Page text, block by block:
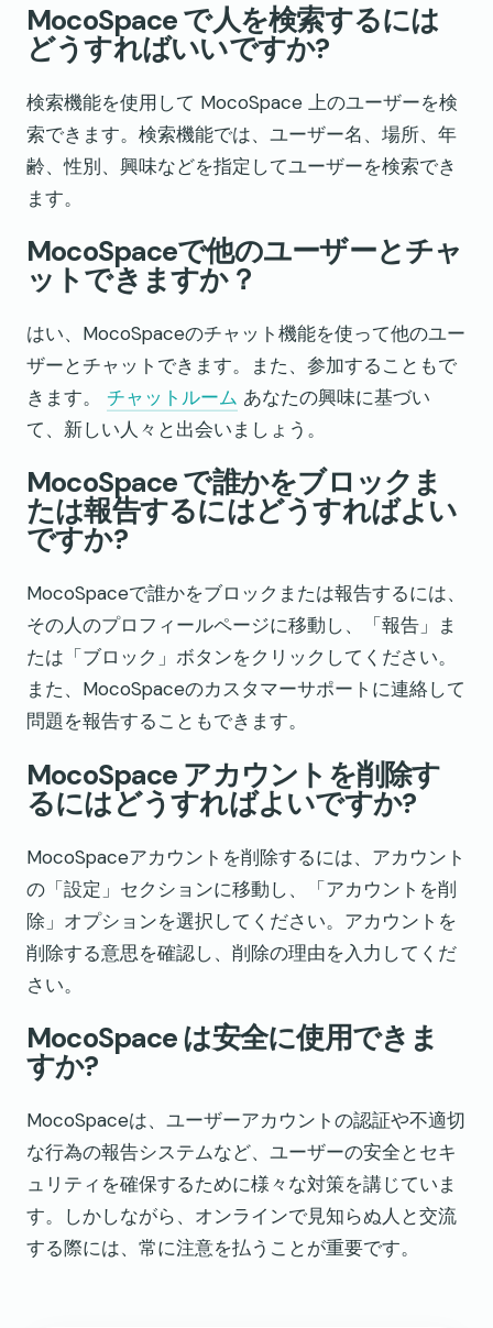
MocoSpace で人を検索するには
どうすればいいですか?
検索機能を使用して MocoSpace 上のユーザーを検
索できます。検索機能では、ユーザー名、場所、年
齢、性別、興味などを指定してユーザーを検索でき
ます。
MocoSpaceで他のユーザーとチャ
ットできますか？
はい、MocoSpaceのチャット機能を使って他のユー
ザーとチャットできます。また、参加することもで
きます。 チャットルーム あなたの興味に基づい
て、新しい人々と出会いましょう。
MocoSpace で誰かをブロックま
たは報告するにはどうすればよい
ですか?
MocoSpaceで誰かをブロックまたは報告するには、
その人のプロフィールページに移動し、「報告」ま
たは「ブロック」ボタンをクリックしてください。
また、MocoSpaceのカスタマーサポートに連絡して
問題を報告することもできます。
MocoSpace アカウントを削除す
るにはどうすればよいですか?
MocoSpaceアカウントを削除するには、アカウント
の「設定」セクションに移動し、「アカウントを削
除」オプションを選択してください。アカウントを
削除する意思を確認し、削除の理由を入力してくだ
さい。
MocoSpace は安全に使用できま
すか?
MocoSpaceは、ユーザーアカウントの認証や不適切
な行為の報告システムなど、ユーザーの安全とセキ
ュリティを確保するために様々な対策を講じていま
す。しかしながら、オンラインで見知らぬ人と交流
する際には、常に注意を払うことが重要です。